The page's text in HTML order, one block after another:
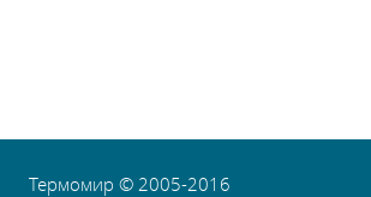
Термомир © 2005-2016